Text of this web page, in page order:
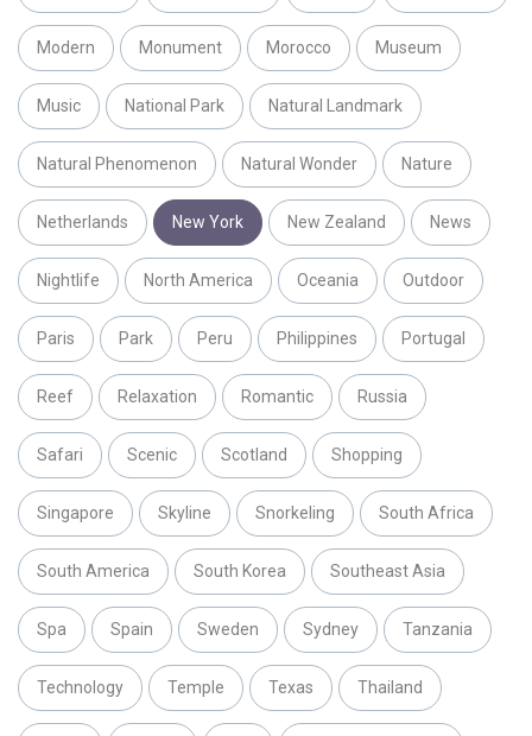
Modern Monument Morocco Museum
Music National Park Natural Landmark
Natural Phenomenon Natural Wonder Nature
Netherlands New York New Zealand News
Nightlife North America Oceania Outdoor
Paris Park Peru Philippines Portugal
Reef Relaxation Romantic Russia
Safari Scenic Scotland Shopping
Singapore Skyline Snorkeling South Africa
South America South Korea Southeast Asia
Spa Spain Sweden Sydney Tanzania
Technology Temple Texas Thailand